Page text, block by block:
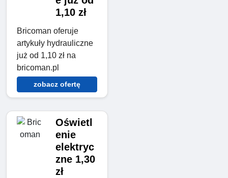
1,10 zł
Bricoman oferuje
artykuły hydrauliczne
już od 1,10 zł na
bricoman.pl
zobacz ofertę
Oświetl
enie
elektryc
zne 1,30
zł